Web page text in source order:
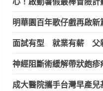
明華園百年歌仔戲再啟
面試有型 就業有薪 父
神經阻斷術緩解帶狀皰
成大醫院攜手台灣早產兒